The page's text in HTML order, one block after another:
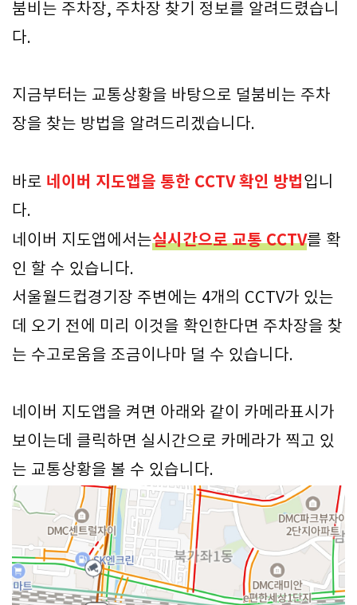
붐비는 주차장, 주차장 찾기 정보를 알려드렸습니
다.
지금부터는 교통상황을 바탕으로 덜붐비는 주차
장을 찾는 방법을 알려드리겠습니다.
바로 네이버 지도앱을 통한 CCTV 확인 방법입니
다.
네이버 지도앱에서는실시간으로 교통 CCTV를 확
인 할 수 있습니다.
서울월드컵경기장 주변에는 4개의 CCTV가 있는
데 오기 전에 미리 이것을 확인한다면 주차장을 찾
는 수고로움을 조금이나마 덜 수 있습니다.
네이버 지도앱을 켜면 아래와 같이 카메라표시가
보이는데 클릭하면 실시간으로 카메라가 찍고 있
는 교통상황을 볼 수 있습니다.